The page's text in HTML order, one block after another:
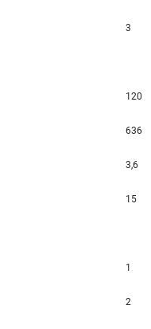
3
120
636
3,6
15
1
2